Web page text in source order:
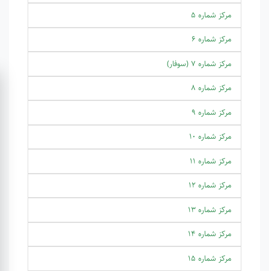
مرکز شماره 5
مرکز شماره 6
مرکز شماره 7 (سوفار)
مرکز شماره 8
مرکز شماره 9
مرکز شماره 10
مرکز شماره 11
مرکز شماره 12
مرکز شماره 13
مرکز شماره 14
مرکز شماره 15